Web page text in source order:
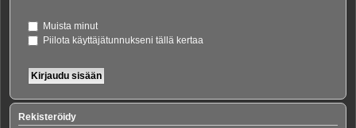
Muista minut
Piilota käyttäjätunnukseni tällä kertaa
Rekisteröidy